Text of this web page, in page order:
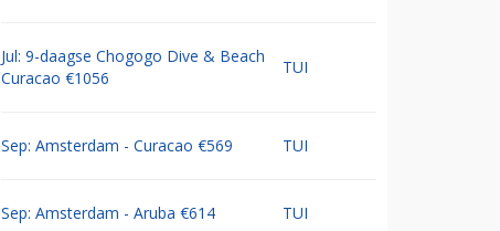
Jul: 9-daagse Chogogo Dive & Beach
Curacao €1056
TUI
Sep: Amsterdam - Curacao €569 TUI
Sep: Amsterdam - Aruba €614 TUI